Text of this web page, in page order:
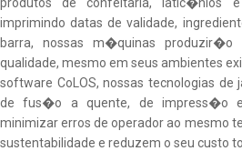
imprimindo datas de validade,
barra, nossas m�quinas
qualidade, mesmo em seus ambientes
software CoLOS, nossas tecnologias
de fus�o a quente, de impress�o
minimizar erros de operador ao mesmo
sustentabilidade e reduzem o seu custo